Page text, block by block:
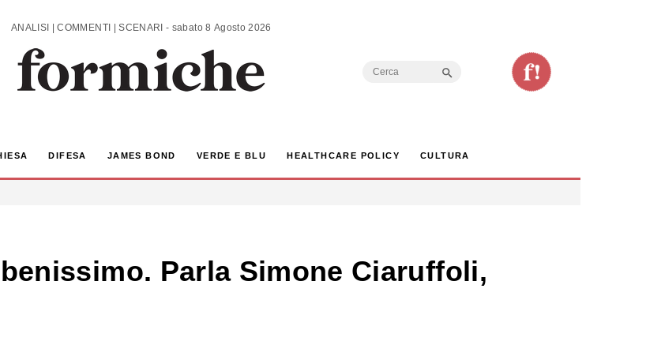
ANALISI | COMMENTI | SCENARI - sabato 8 Agosto 2026
Search
DIFESA JAMES BOND VERDE E BLU HEALTHCARE POLICY CULTURA
Parla Simone Ciaruffoli,